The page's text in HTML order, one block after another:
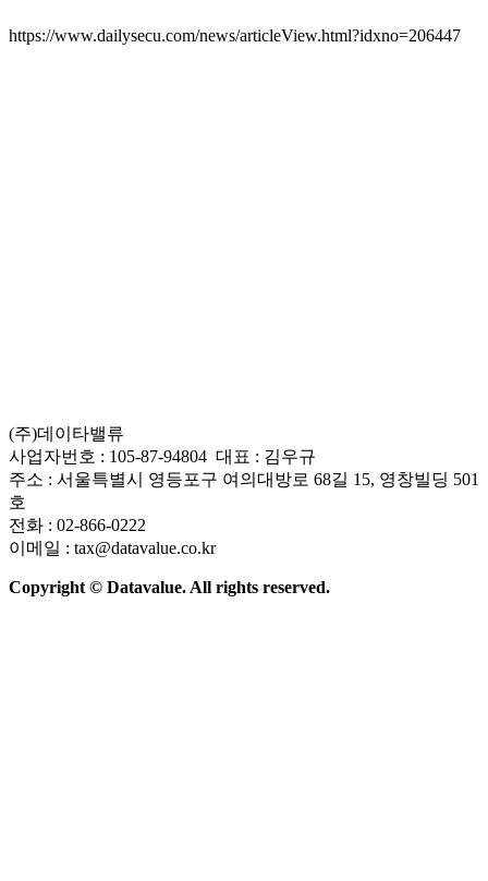
https://www.dailysecu.com/news/articleView.html?idxno=206447
(주)데이타밸류
사업자번호 : 105-87-94804 대표 : 김우규
주소 : 서울특별시 영등포구 여의대방로 68길 15, 영창빌딩 501
호
전화 : 02-866-0222
이메일 : tax@datavalue.co.kr
Copyright © Datavalue. All rights reserved.